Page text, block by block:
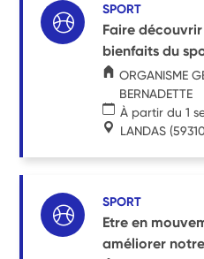
SPORT
Faire
bienfaits du
ORGANISME
BERNADETTE
À partir du 1
LANDAS
SPORT
Etre en
améliorer